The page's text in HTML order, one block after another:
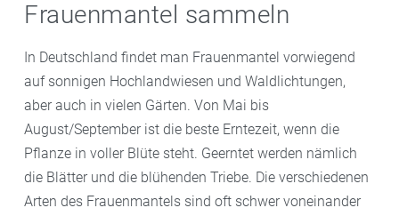
Frauenmantel sammeln
In Deutschland findet man Frauenmantel vorwiegend
auf sonnigen Hochlandwiesen und Waldlichtungen,
aber auch in vielen Gärten. Von Mai bis
August/September ist die beste Erntezeit, wenn die
Pflanze in voller Blüte steht. Geerntet werden nämlich
die Blätter und die blühenden Triebe. Die verschiedenen
Arten des Frauenmantels sind oft schwer voneinander